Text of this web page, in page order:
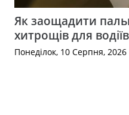
Як заощадити
хитрощів для водіїв
Понеділок, 10 Серпня, 2026